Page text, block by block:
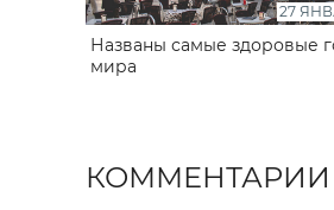
27
Названы самые здоровые
мира
КОММЕНТАРИИ